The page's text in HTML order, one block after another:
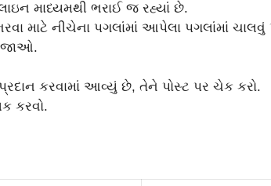
માધ્યમથી ભરાઈ જ રહ્યાં છે.
માટે નીચેના પગલાંમાં આપેલા પગલાંમાં ચાલવું
જાઓ.
કરવામાં આવ્યું છે, તેને પોસ્ટ પર ચેક કરો.
કરવો.